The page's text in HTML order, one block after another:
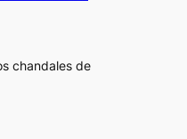
chandales de